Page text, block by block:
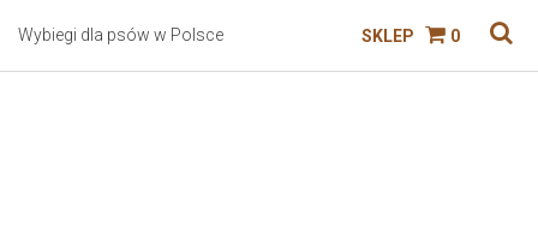
Wybiegi dla psów w Polsce SKLEP 0